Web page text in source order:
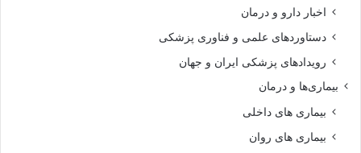
اخبار دارو و درمان
دستاوردهای علمی و فناوری پزشکی
رویدادهای پزشکی ایران و جهان
بیماری‌ها و درمان
بیماری های داخلی
بیماری های روان‌